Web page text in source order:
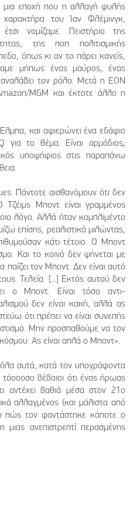
μια εποχή που η αλλαγή φυλής
του Ίαν Φλέμινγκ,
νομίζαμε. Πειστήριο της
της ποπ πολιτισμικής
όπως κι αν το πάρει κανείς,
μήπως ένας μαύρος, ένας
αναλάβει τον ρόλο. Μετά η ΕΟΝ
MGM και έκτοτε άλλο η
και αφιερώνει ένα εδάφιο
για το θέμα. Είναι αρμόδιος;
υποψήφιος στις παραπάνω
Πάντοτε αισθανόμουν ότι δεν
Τζέιμς Μποντ είναι γραμμένος
λόγο. Αλλά ήταν κομπλιμέντο
επίσης, ρεαλιστικά μιλώντας,
κάτι τέτοιο. Ο Μποντ
Και το κοινό δεν ψήνεται με
τον Μποντ. Δεν είναι αυτό
Τελεία. [...] Εκτός αυτού δεν
ο Μποντ. Είναι τόσο αντι-
δεν είναι κακή, αλλά ας
ότι πρέπει να είναι συνεπής
Μην προσπαθούμε να τον
Ας είναι απλά ο Μποντ».
αυτά, κατά τον υπογράφοντα
βέβαιοι ότι ένας ήρωας
αντέχει βαθιά μέσα στον 21ο
αλλαγμένος (και μάλιστα από
πώς τον φαντάστηκε κάποτε ο
ανεπιστρεπτί περασμένης